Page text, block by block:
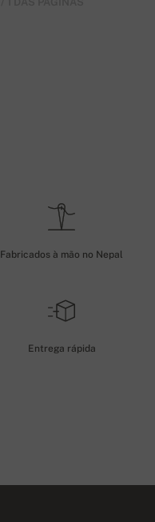
Fabricados à mão no Nepal
Entrega rápida